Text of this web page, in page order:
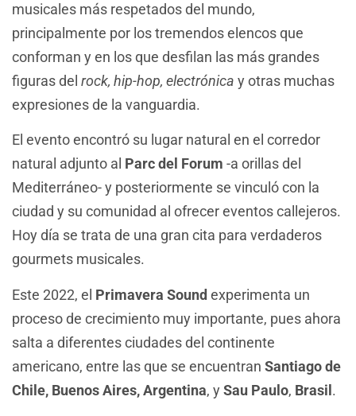
musicales más respetados del mundo,
principalmente por los tremendos elencos que
conforman y en los que desfilan las más grandes
figuras del rock, hip-hop, electrónica y otras muchas
expresiones de la vanguardia.
El evento encontró su lugar natural en el corredor
natural adjunto al Parc del Forum -a orillas del
Mediterráneo- y posteriormente se vinculó con la
ciudad y su comunidad al ofrecer eventos callejeros.
Hoy día se trata de una gran cita para verdaderos
gourmets musicales.
Este 2022, el Primavera Sound experimenta un
proceso de crecimiento muy importante, pues ahora
salta a diferentes ciudades del continente
americano, entre las que se encuentran Santiago de
Chile, Buenos Aires, Argentina, ySau Paulo, Brasil .